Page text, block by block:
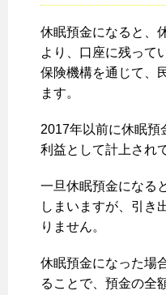
休眠預金になると、
より、口座に残って
保険機構を通じて、
ます。
2017年以前に休眠預
利益として計上され
一旦休眠預金になる
しまいますが、引き
りません。
休眠預金になった場
ることで、預金の全